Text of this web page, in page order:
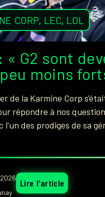
CORP, LEC, LOL
« G2 sont
peu moins
de la Karmine Corp
répondre à nos
l'un des prodiges de sa
Lire l'article